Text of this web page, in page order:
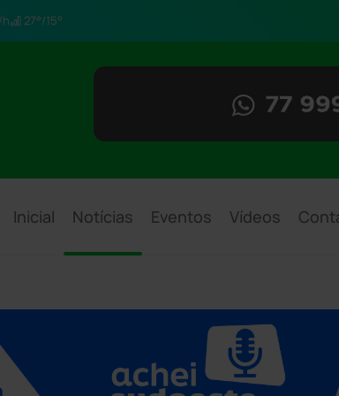
27°/15°
Inicial Notícias Eventos Vídeos